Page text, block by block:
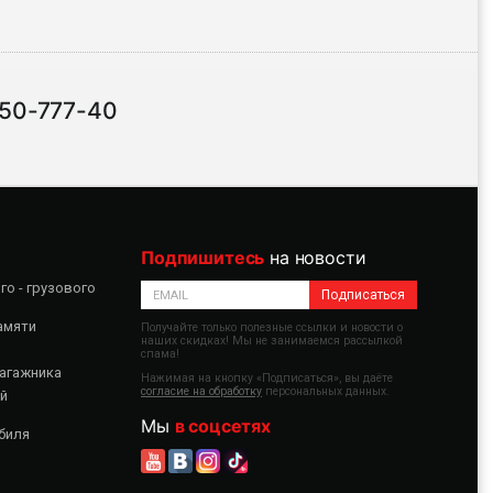
777-40
- грузового
Подпишитесь на новости
Подписаться
Получайте только полезные ссылки и новости о
наших скидках! Мы не занимаемся рассылкой
спама!
Нажимая на кнопку «Подписаться», вы даёте
согласие на обработку персональных данных.
Мы в соцсетях